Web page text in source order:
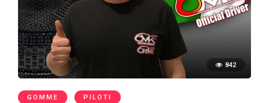
842
GOMME PILOTI